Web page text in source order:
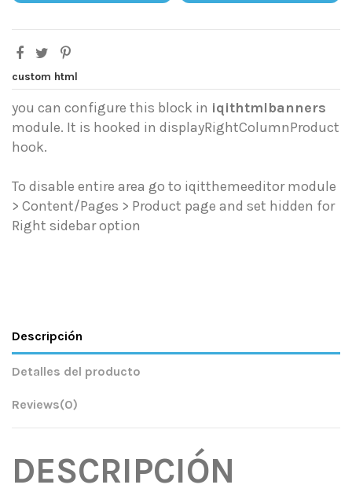
custom html
you can configure this block in iqithtmlbanners
module. It is hooked in displayRightColumnProduct
hook.
To disable entire area go to iqitthemeeditor module
> Content/Pages > Product page and set hidden for
Right sidebar option
Descripción
Detalles del producto
Reviews(0)
DESCRIPCIÓN